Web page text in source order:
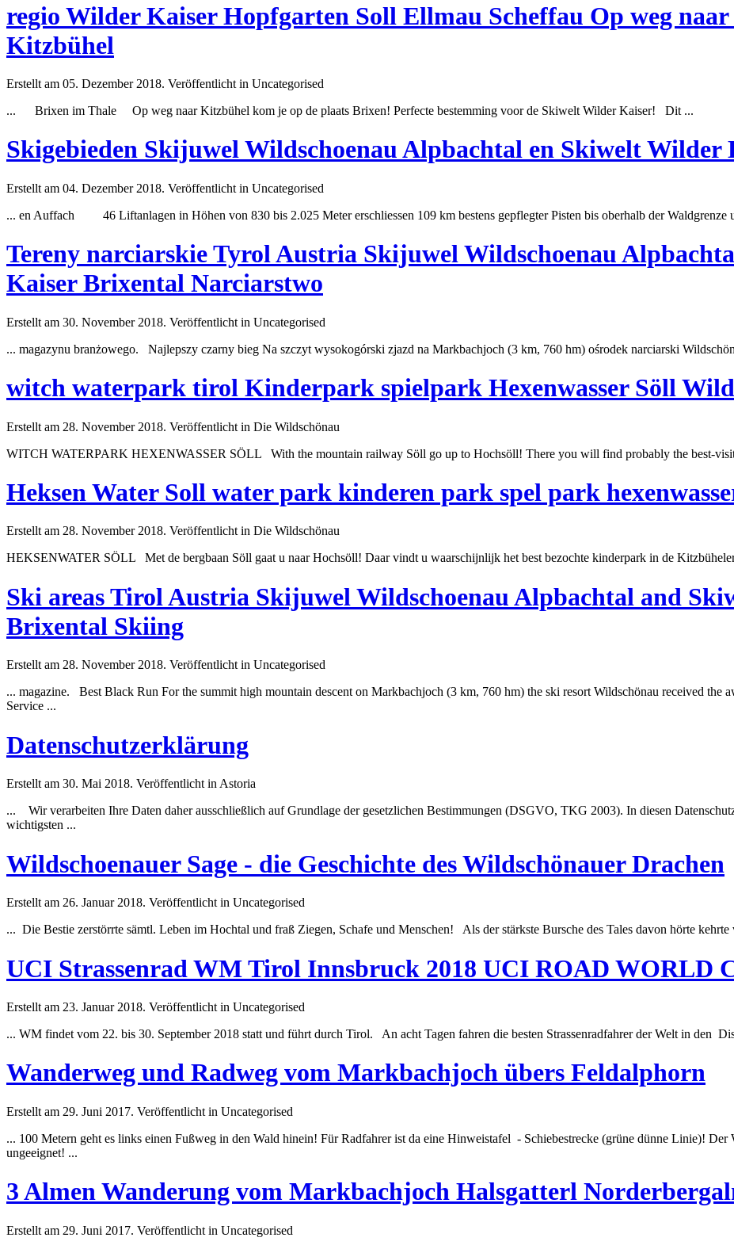
regio Wilder Kaiser Hopfgarten Soll Ellmau Scheffau Op weg
Kitzbühel
Erstellt am 05. Dezember 2018. Veröffentlicht in Uncategorised
... Brixen im Thale Op weg naar Kitzbühel kom je op de plaats Brixen! Perfecte bestemming voor de Skiwelt Wilder Kaiser! Dit ...
Skigebieden Skijuwel Wildschoenau Alpbachtal en Skiwelt
Erstellt am 04. Dezember 2018. Veröffentlicht in Uncategorised
... en Auffach 46 Liftanlagen in Höhen von 830 bis 2.025 Meter erschliessen 109 km bestens gepflegter Pisten bis oberhalb der Waldgrenze
Tereny narciarskie Tyrol Austria Skijuwel Wildschoenau
Kaiser Brixental Narciarstwo
Erstellt am 30. November 2018. Veröffentlicht in Uncategorised
... magazynu branżowego. Najlepszy czarny bieg Na szczyt wysokogórski zjazd na Markbachjoch (3 km, 760 hm) ośrodek narciarski
witch waterpark tirol Kinderpark spielpark Hexenwasser Söll
Erstellt am 28. November 2018. Veröffentlicht in Die Wildschönau
WITCH WATERPARK HEXENWASSER SÖLL With the mountain railway Söll go up to Hochsöll! There you will find probably the best-
Heksen Water Soll water park kinderen park spel park
Erstellt am 28. November 2018. Veröffentlicht in Die Wildschönau
HEKSENWATER SÖLL Met de bergbaan Söll gaat u naar Hochsöll! Daar vindt u waarschijnlijk hetbestbezochte kinderpark in de
Ski areas Tirol Austria Skijuwel Wildschoenau Alpbachtal and
Brixental Skiing
Erstellt am 28. November 2018. Veröffentlicht in Uncategorised
... magazine. Best Black Run For the summit high mountain descent on Markbachjoch (3 km, 760 hm) the ski resort Wildschönau received the
Service ...
Datenschutzerklärung
Erstellt am 30. Mai 2018. Veröffentlicht in Astoria
... Wir verarbeiten Ihre Daten daher ausschließlich auf Grundlage der gesetzlichen Bestimmungen (DSGVO, TKG 2003). In diesen
wichtigsten ...
Wildschoenauer Sage - die Geschichte des Wildschönauer Drachen
Erstellt am 26. Januar 2018. Veröffentlicht in Uncategorised
... Die Bestie zerstörrte sämtl. Leben im Hochtal und fraß Ziegen, Schafe und Menschen! Als der stärkste Bursche des Tales davon hörte
UCI Strassenrad WM Tirol Innsbruck 2018 UCI ROAD WORLD
Erstellt am 23. Januar 2018. Veröffentlicht in Uncategorised
... WM findet vom 22. bis 30. September 2018 statt und führt durch Tirol. An acht Tagen fahren die besten Strassenradfahrer der Welt in den
Wanderweg und Radweg vom Markbachjoch übers Feldalphorn
Erstellt am 29. Juni 2017. Veröffentlicht in Uncategorised
... 100 Metern geht es links einen Fußweg in den Wald hinein! Für Radfahrer ist da eine Hinweistafel - Schiebestrecke (grüne dünne Linie)! Der
ungeeignet! ...
3 Almen Wanderung vom Markbachjoch Halsgatterl
Erstellt am 29. Juni 2017. Veröffentlicht in Uncategorised